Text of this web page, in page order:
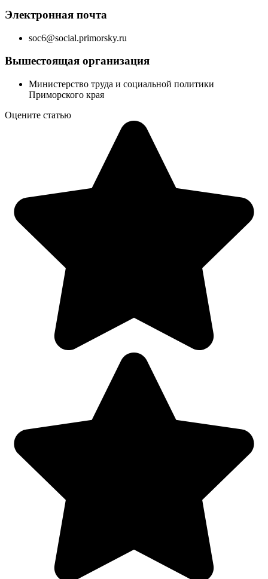
Электронная почта
soc6@social.primorsky.ru
Вышестоящая организация
Министерство труда и социальной политики
Приморского края
Оцените статью